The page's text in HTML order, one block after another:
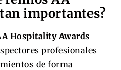
importantes?
Hospitality Awards
profesionales
de forma